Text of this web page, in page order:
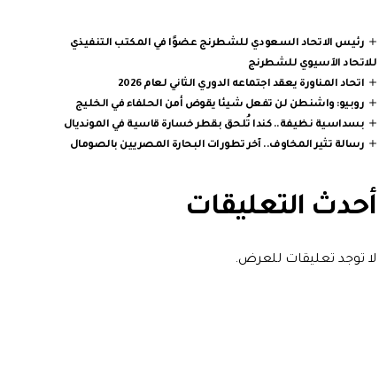
رئيس الاتحاد السعودي للشطرنج عضوًا في المكتب التنفيذي
للاتحاد الآسيوي للشطرنج
اتحاد المناورة يعقد اجتماعه الدوري الثاني لعام 2026
روبيو: واشنطن لن تفعل شيئا يقوض أمن الحلفاء في الخليج
بسداسية نظيفة.. كندا تُلحق بقطر خسارة قاسية في المونديال
رسالة تثير المخاوف.. آخر تطورات البحارة المصريين بالصومال
أحدث التعليقات
لا توجد تعليقات للعرض.